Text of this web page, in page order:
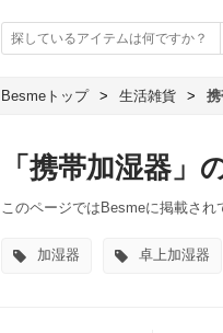
Besmeトップ > 生活雑貨 >
「携帯加湿器」
このページではBesmeに掲載され
加湿器 卓上加湿器